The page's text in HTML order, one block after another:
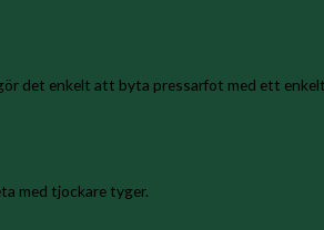
det enkelt att byta pressarfot med ett
med tjockare tyger.